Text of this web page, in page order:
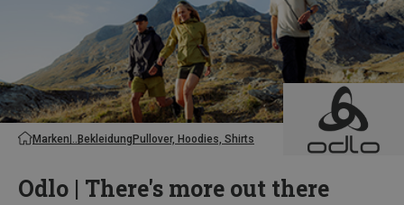
Marken BekleidungPullover, Hoodies, Shirts
Odlo | There's more out there